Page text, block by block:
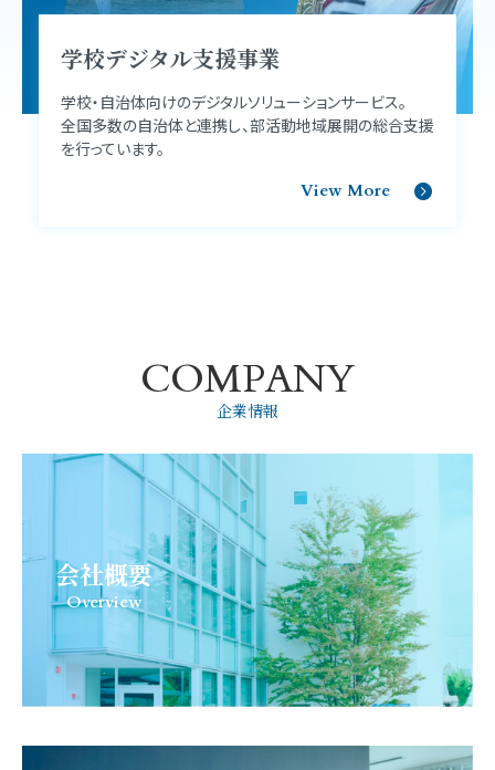
学校デジタル支援事業
学校・自治体向けのデジタルソリューションサービス。
全国多数の自治体と連携し、部活動地域展開の総合支援
を行っています。
View More
COMPANY
企業情報
会社概要
Overview